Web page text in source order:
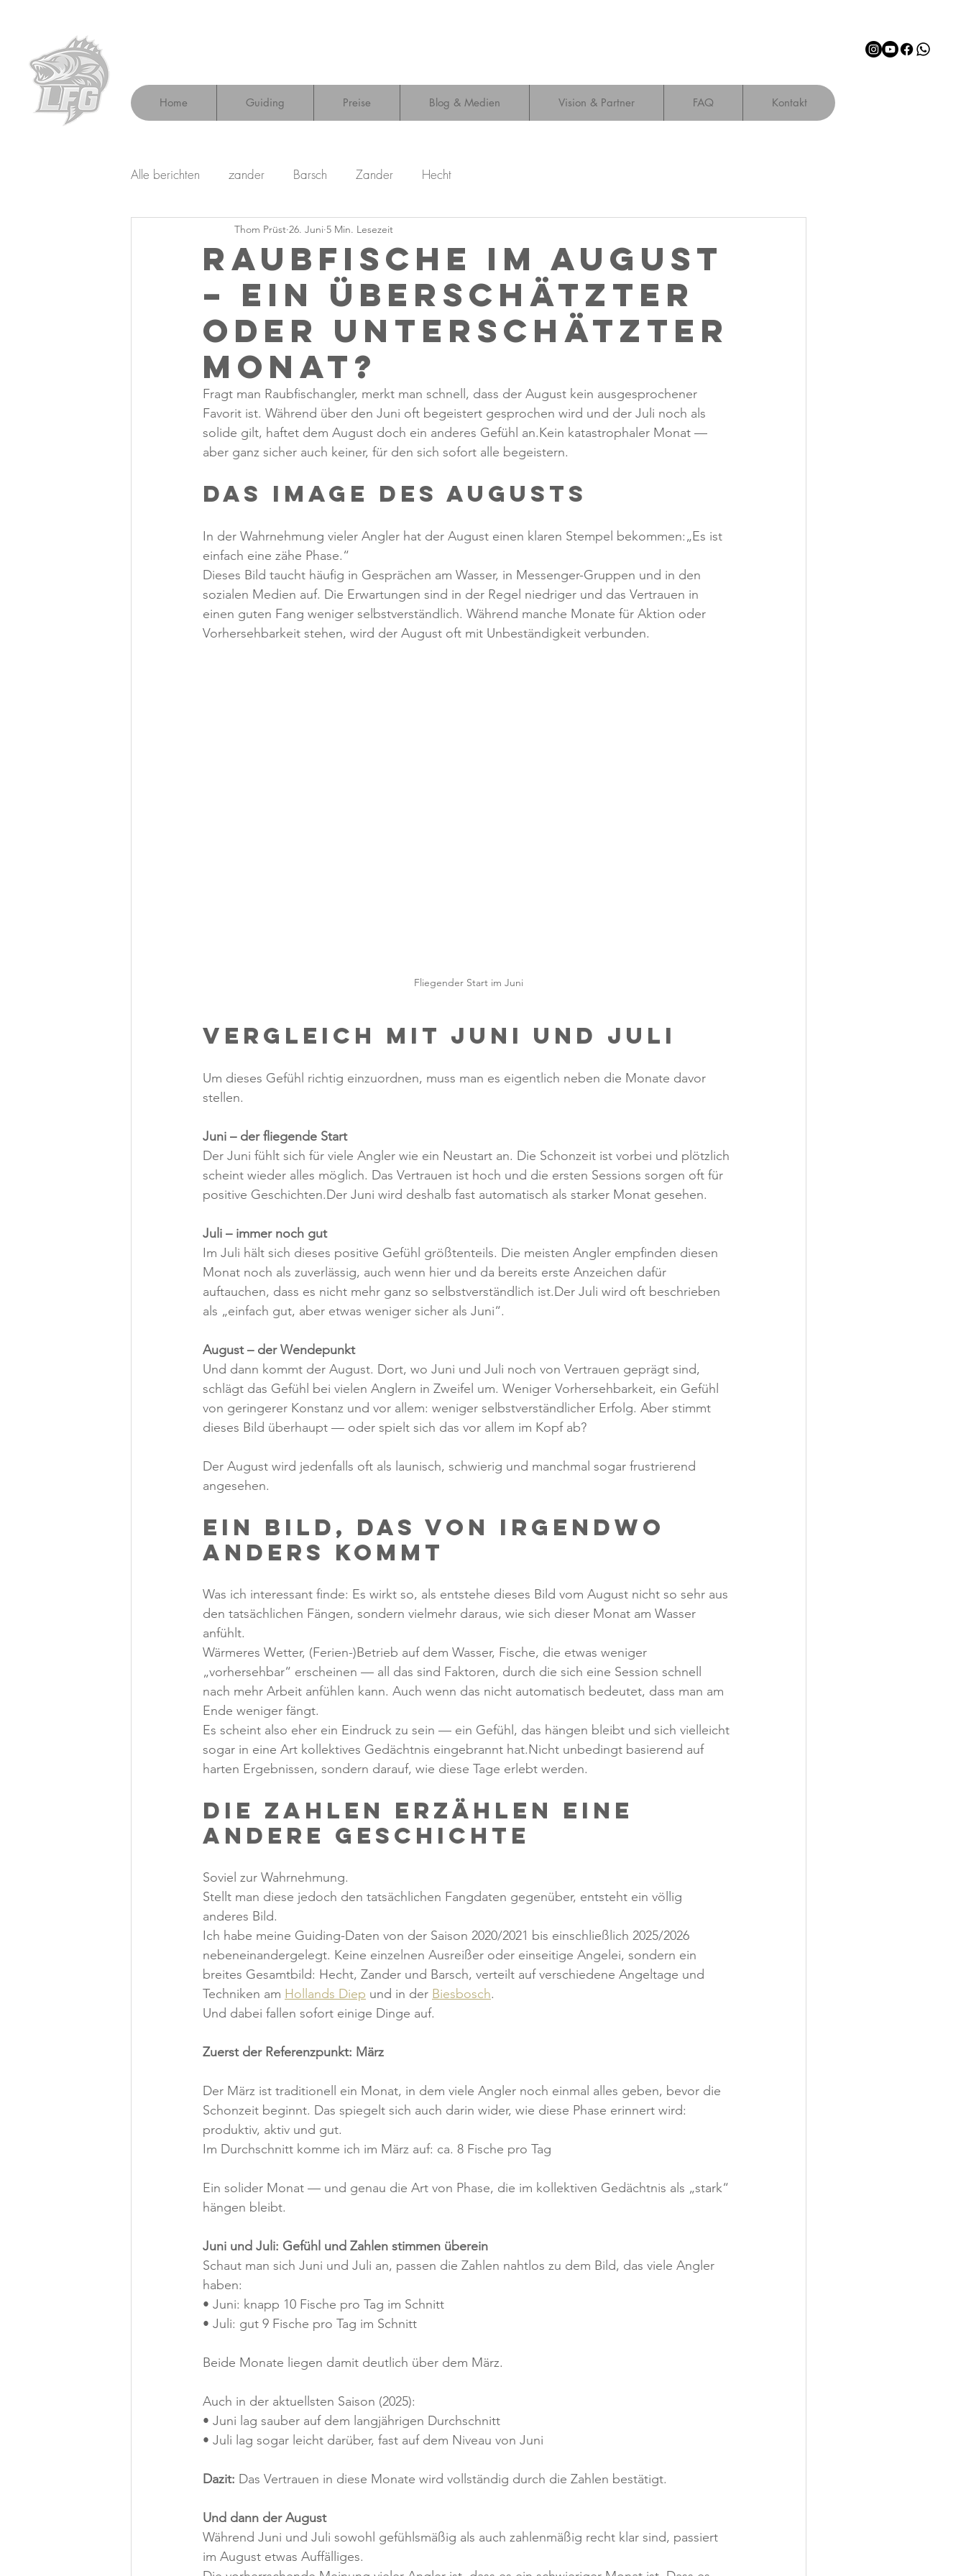
Home Guiding Preise Blog & Medien Vision & Partner FAQ Kontakt
Alle berichten zander Barsch Zander Hecht
Raubfische im August
– ein überschätzter
oder unterschätzter
Monat?
Thom Prüst 26. Juni 5 Min. Lesezeit
Fragt man Raubfischangler, merkt man schnell, dass der August kein ausgesprochener
Favorit ist. Während über den Juni oft begeistert gesprochen wird und der Juli noch als
solide gilt, haftet dem August doch ein anderes Gefühl an.Kein katastrophaler Monat —
aber ganz sicher auch keiner, für den sich sofort alle begeistern.
Das Image des Augusts
In der Wahrnehmung vieler Angler hat der August einen klaren Stempel bekommen:„Es ist
einfach eine zähe Phase.“
Dieses Bild taucht häufig in Gesprächen am Wasser, in Messenger-Gruppen und in den
sozialen Medien auf. Die Erwartungen sind in der Regel niedriger und das Vertrauen in
einen guten Fang weniger selbstverständlich. Während manche Monate für Aktion oder
Vorhersehbarkeit stehen, wird der August oft mit Unbeständigkeit verbunden.
Fliegender Start im Juni
Vergleich mit Juni und Juli
Um dieses Gefühl richtig einzuordnen, muss man es eigentlich neben die Monate davor
stellen.
Juni – der fliegende Start
Der Juni fühlt sich für viele Angler wie ein Neustart an. Die Schonzeit ist vorbei und plötzlich
scheint wieder alles möglich. Das Vertrauen ist hoch und die ersten Sessions sorgen oft für
positive Geschichten.Der Juni wird deshalb fast automatisch als starker Monat gesehen.
Juli – immer noch gut
Im Juli hält sich dieses positive Gefühl größtenteils. Die meisten Angler empfinden diesen
Monat noch als zuverlässig, auch wenn hier und da bereits erste Anzeichen dafür
auftauchen, dass es nicht mehr ganz so selbstverständlich ist.Der Juli wird oft beschrieben
als „einfach gut, aber etwas weniger sicher als Juni“.
August – der Wendepunkt
Und dann kommt der August. Dort, wo Juni und Juli noch von Vertrauen geprägt sind,
schlägt das Gefühl bei vielen Anglern in Zweifel um. Weniger Vorhersehbarkeit, ein Gefühl
von geringerer Konstanz und vor allem: weniger selbstverständlicher Erfolg. Aber stimmt
dieses Bild überhaupt — oder spielt sich das vor allem im Kopf ab?
Der August wird jedenfalls oft als launisch, schwierig und manchmal sogar frustrierend
angesehen.
Ein Bild, das von irgendwo
anders kommt
Was ich interessant finde: Es wirkt so, als entstehe dieses Bild vom August nicht so sehr aus
den tatsächlichen Fängen, sondern vielmehr daraus, wie sich dieser Monat am Wasser
anfühlt.
Wärmeres Wetter, (Ferien-)Betrieb auf dem Wasser, Fische, die etwas weniger
„vorhersehbar“ erscheinen — all das sind Faktoren, durch die sich eine Session schnell
nach mehr Arbeit anfühlen kann. Auch wenn das nicht automatisch bedeutet, dass man am
Ende weniger fängt.
Es scheint also eher ein Eindruck zu sein — ein Gefühl, das hängen bleibt und sich vielleicht
sogar in eine Art kollektives Gedächtnis eingebrannt hat.Nicht unbedingt basierend auf
harten Ergebnissen, sondern darauf, wie diese Tage erlebt werden.
Die Zahlen erzählen eine
andere Geschichte
Soviel zur Wahrnehmung.
Stellt man diese jedoch den tatsächlichen Fangdaten gegenüber, entsteht ein völlig
anderes Bild.
Ich habe meine Guiding-Daten von der Saison 2020/2021 bis einschließlich 2025/2026
nebeneinandergelegt. Keine einzelnen Ausreißer oder einseitige Angelei, sondern ein
breites Gesamtbild: Hecht, Zander und Barsch, verteilt auf verschiedene Angeltage und
Techniken am Hollands Diep und in der Biesbosch.
Und dabei fallen sofort einige Dinge auf.
Zuerst der Referenzpunkt: März
Der März ist traditionell ein Monat, in dem viele Angler noch einmal alles geben, bevor die
Schonzeit beginnt. Das spiegelt sich auch darin wider, wie diese Phase erinnert wird:
produktiv, aktiv und gut.
Im Durchschnitt komme ich im März auf: ca. 8 Fische pro Tag
Ein solider Monat — und genau die Art von Phase, die im kollektiven Gedächtnis als „stark“
hängen bleibt.
Juni und Juli: Gefühl und Zahlen stimmen überein
Schaut man sich Juni und Juli an, passen die Zahlen nahtlos zu dem Bild, das viele Angler
haben:
• Juni: knapp 10 Fische pro Tag im Schnitt
• Juli: gut 9 Fische pro Tag im Schnitt
Beide Monate liegen damit deutlich über dem März.
Auch in der aktuellsten Saison (2025):
• Juni lag sauber auf dem langjährigen Durchschnitt
• Juli lag sogar leicht darüber, fast auf dem Niveau von Juni
Dazit: Das Vertrauen in diese Monate wird vollständig durch die Zahlen bestätigt.
Und dann der August
Während Juni und Juli sowohl gefühlsmäßig als auch zahlenmäßig recht klar sind, passiert
im August etwas Auffälliges.